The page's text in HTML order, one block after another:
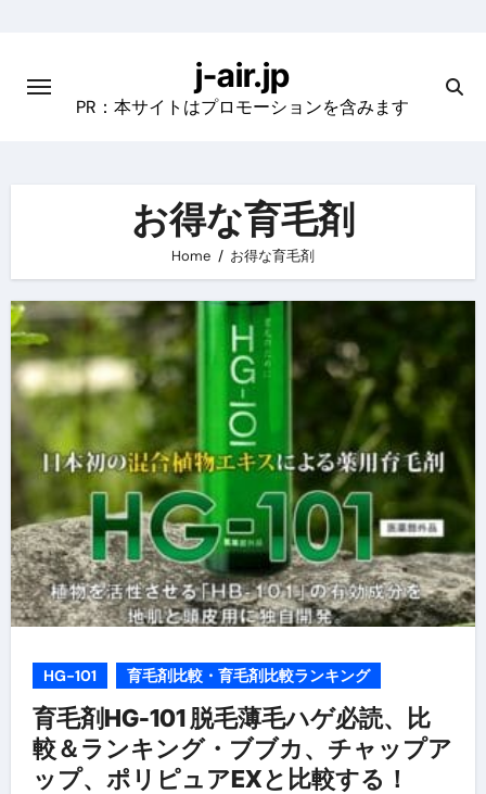
content
j-air.jp
PR：本サイトはプロモーションを含みます
お得な育毛剤
Home お得な育毛剤
HG-101 育毛剤比較・育毛剤比較ランキング
育毛剤HG-101 脱毛薄毛ハゲ必読、比
較＆ランキング・ブブカ、チャップア
ップ、ポリピュアEXと比較する！